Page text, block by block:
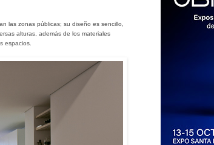
las zonas públicas; su diseño es sencillo,
alturas, además de los materiales
espacios.